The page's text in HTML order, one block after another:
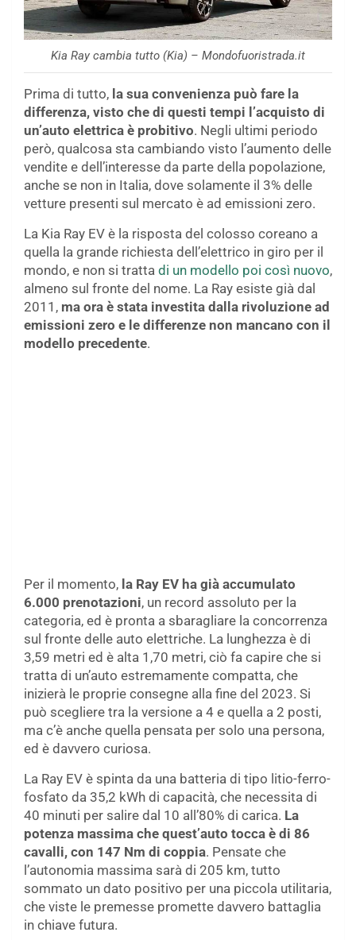
Kia Ray cambia tutto (Kia) – Mondofuoristrada.it
Prima di tutto, la sua convenienza può fare la
differenza, visto che di questi tempi l’acquisto di
un’auto elettrica è probitivo. Negli ultimi periodo
però, qualcosa sta cambiando visto l’aumento delle
vendite e dell’interesse da parte della popolazione,
anche se non in Italia, dove solamente il 3% delle
vetture presenti sul mercato è ad emissioni zero.
La Kia Ray EV è la risposta del colosso coreano a
quella la grande richiesta dell’elettrico in giro per il
mondo, e non si tratta di un modello poi così nuovo,
almeno sul fronte del nome. La Ray esiste già dal
2011, ma ora è stata investita dalla rivoluzione ad
emissioni zero e le differenze non mancano con il
modello precedente.
Per il momento, la Ray EV ha già accumulato
6.000 prenotazioni, un record assoluto per la
categoria, ed è pronta a sbaragliare la concorrenza
sul fronte delle auto elettriche. La lunghezza è di
3,59 metri ed è alta 1,70 metri, ciò fa capire che si
tratta di un’auto estremamente compatta, che
inizierà le proprie consegne alla fine del 2023. Si
può scegliere tra la versione a 4 e quella a 2 posti,
ma c’è anche quella pensata per solo una persona,
ed è davvero curiosa.
La Ray EV è spinta da una batteria di tipo litio-ferro-
fosfato da 35,2 kWh di capacità, che necessita di
40 minuti per salire dal 10 all’80% di carica. La
potenza massima che quest’auto tocca è di 86
cavalli, con 147 Nm di coppia. Pensate che
l’autonomia massima sarà di 205 km, tutto
sommato un dato positivo per una piccola utilitaria,
che viste le premesse promette davvero battaglia
in chiave futura.